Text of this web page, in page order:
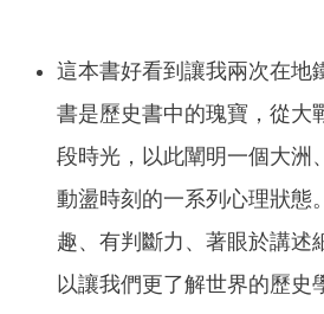
這本書好看到讓我兩次在
書是歷史書中的瑰寶，從大
段時光，以此闡明一個大洲
動盪時刻的一系列心理狀態
趣、有判斷力、著眼於講
以讓我們更了解世界的歷